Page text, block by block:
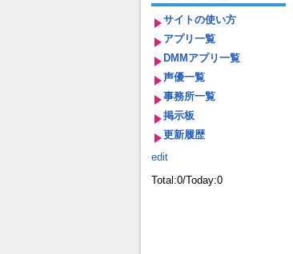
サイトの使い方
アプリ一覧
DMMアプリ一覧
声優一覧
事務所一覧
掲示板
更新履歴
edit
Total:0/Today:0